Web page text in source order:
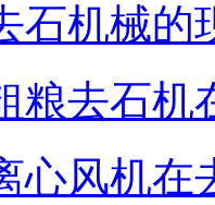
石机械的
粮去石机
心风机在